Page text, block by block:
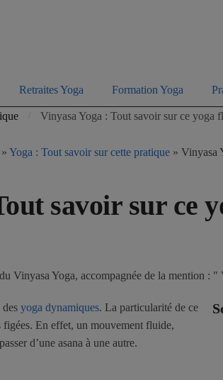
Retraites Yoga Formation Yoga
Vinyasa Yoga : Tout savoir sur ce yoga
» Yoga : Tout savoir sur cette pratique » Vinyasa
savoir sur ce
yoga dynamiques. La particularité de ce
figées. En effet, un mouvement fluide,
d’une asana à une autre.